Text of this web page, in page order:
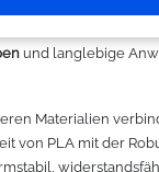
Startpacket
sehr gute
sich PETG perfekt
und langlebige
Materialien
von PLA mit der